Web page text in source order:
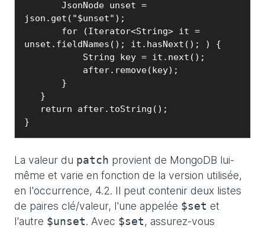
json.get("$unset");
unset.fieldNames(); it.hasNext(); ) {
}
La valeur du patch provient de MongoDB lui-
même et varie en fonction de la version utilisée,
en l'occurrence, 4.2. Il peut contenir deux listes
de paires clé/valeur, l'une appelée $set et
l'autre $unset. Avec $set , assurez-vous